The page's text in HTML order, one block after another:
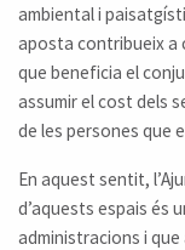
ambiental i
aposta contribueix a
que beneficia el
assumir el cost dels
de les persones que
En aquest sentit,
d’aquests espais és
administracions i